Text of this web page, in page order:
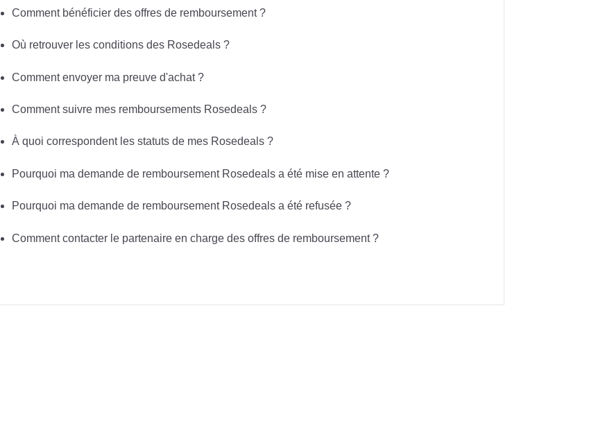
Comment bénéficier des offres de remboursement ?
Où retrouver les conditions des Rosedeals ?
Comment envoyer ma preuve d'achat ?
Comment suivre mes remboursements Rosedeals ?
À quoi correspondent les statuts de mes Rosedeals ?
Pourquoi ma demande de remboursement Rosedeals a été mise en attente ?
Pourquoi ma demande de remboursement Rosedeals a été refusée ?
Comment contacter le partenaire en charge des offres de remboursement ?